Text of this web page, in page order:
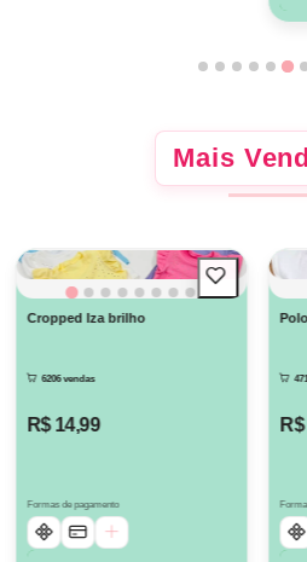
Mais
Cropped Iza brilho
6206 vendas
R$ 14,99
Formas de pagamento